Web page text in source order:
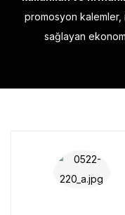
promosyon kalemler,
sağlayan